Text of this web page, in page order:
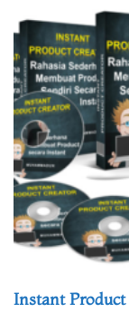
Instant